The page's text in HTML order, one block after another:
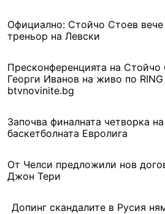
Официално: Стойчо Стоев вече
треньор на Левски
Пресконференцията на Стойчо
Георги Иванов на живо по
btvnovinite.bg
Започва финалната четворка на
баскетболната Евролига
От Челси предложили нов
Джон Тери
Допинг скандалите в Русия